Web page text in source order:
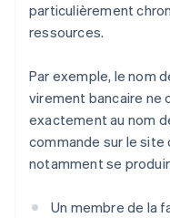
particulièrement
ressources.
Par exemple, le nom
virement bancaire ne
exactement au nom
commande sur le site
notamment se
Un membre de la